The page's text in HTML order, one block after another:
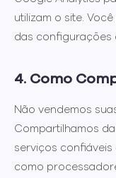
utilizam o site.
das configurações
4. Como
Não vendemos
Compartilhamos
serviços
como